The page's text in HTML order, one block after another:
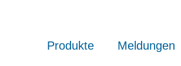
Produkte Meldungen